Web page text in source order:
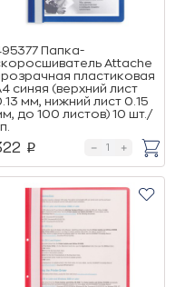
Папка-
Attache
пластиковая
синяя (верхний лист
мм, нижний лист 0.15
до 100 листов) 10 шт./
p